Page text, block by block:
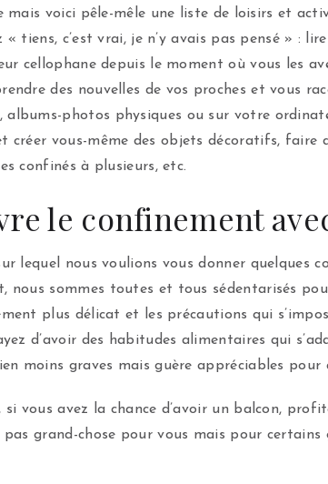
mais voici pêle-mêle une liste de loisirs et
« tiens, c’est vrai, je n’y avais pas pensé » :
cellophane depuis le moment où vous les
des nouvelles de vos proches et vous
albums-photos physiques ou sur votre
créer vous-même des objets décoratifs,
confinés à plusieurs, etc.
le confinement
lequel nous voulions vous donner quelques
nous sommes toutes et tous sédentarisés
plus délicat et les précautions qui
d’avoir des habitudes alimentaires qui
moins graves mais guère appréciables pour
si vous avez la chance d’avoir un balcon,
pas grand-chose pour vous mais pour certains